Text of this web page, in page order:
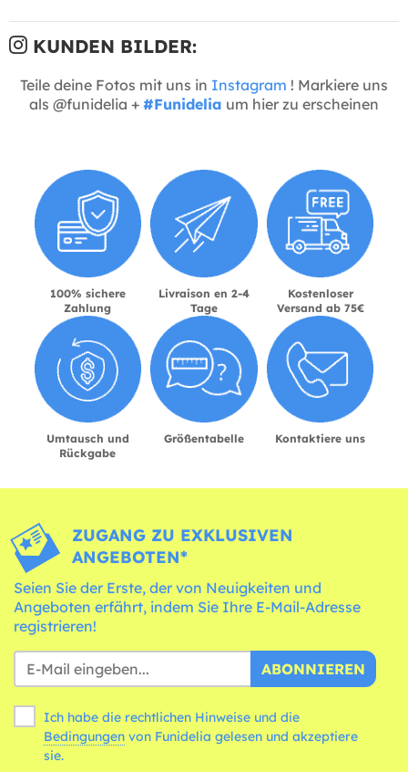
KUNDEN BILDER:
Teile deine Fotos mit uns in Instagram ! Markiere uns
als @funidelia + #Funidelia um hier zu erscheinen
100% sichere
Zahlung
Livraison en 2-4
Tage
Kostenloser
Versand ab 75€
Umtausch und
Rückgabe
Größentabelle Kontaktiere uns
ZUGANG ZU EXKLUSIVEN
ANGEBOTEN*
Seien Sie der Erste, der von Neuigkeiten und
Angeboten erfährt, indem Sie Ihre E-Mail-Adresse
registrieren!
ABONNIEREN
Ich habe die rechtlichen Hinweise und die
Bedingungen
sie.